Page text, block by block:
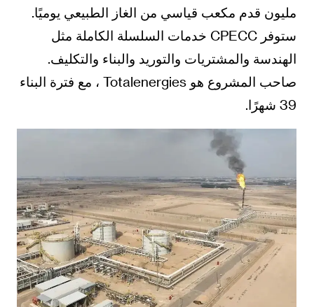
مليون قدم مكعب قياسي من الغاز الطبيعي يوميًا.
ستوفر CPECC خدمات السلسلة الكاملة مثل
الهندسة والمشتريات والتوريد والبناء والتكليف.
صاحب المشروع هو Totalenergies ، مع فترة البناء
39 شهرًا.